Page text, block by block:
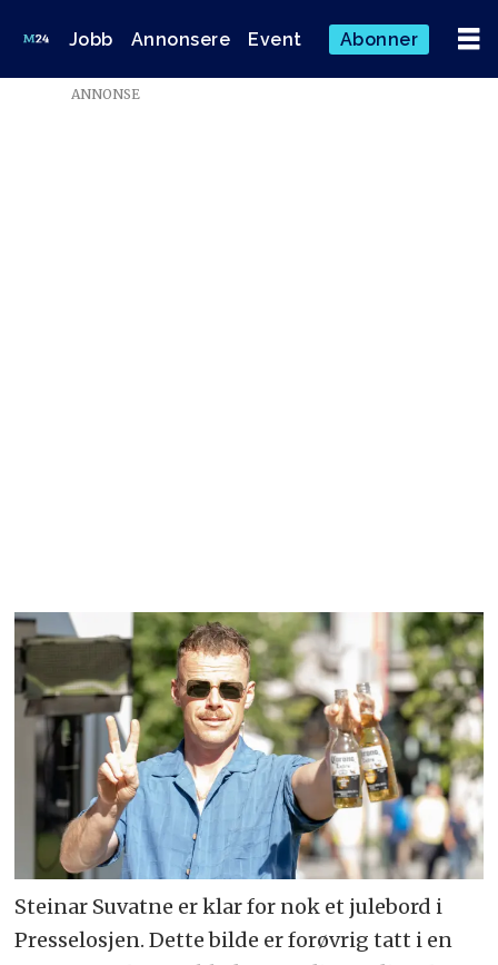
Jobb Annonsere Event Abonner
ANNONSE
Steinar Suvatne er klar for nok et julebord i
Presselosjen. Dette bilde er forøvrig tatt i en